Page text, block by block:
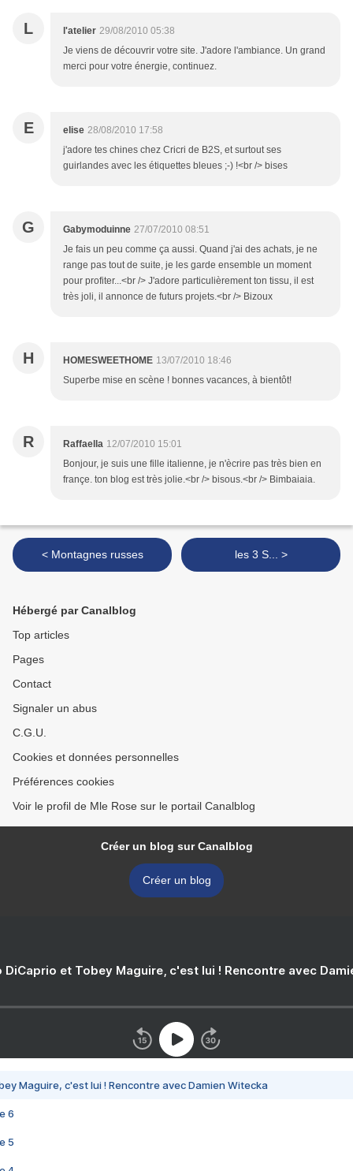
L l'atelier 29/08/2010 05:38
Je viens de découvrir votre site. J'adore l'ambiance. Un grand
merci pour votre énergie, continuez.
E elise 28/08/2010 17:58
j'adore tes chines chez Cricri de B2S, et surtout ses
guirlandes avec les étiquettes bleues ;-) !<br /> bises
G Gabymoduinne 27/07/2010 08:51
Je fais un peu comme ça aussi. Quand j'ai des achats, je ne
range pas tout de suite, je les garde ensemble un moment
pour profiter...<br /> J'adore particulièrement ton tissu, il est
très joli, il annonce de futurs projets.<br /> Bizoux
H HOMESWEETHOME 13/07/2010 18:46
Superbe mise en scène ! bonnes vacances, à bientôt!
R Raffaella 12/07/2010 15:01
Bonjour, je suis une fille italienne, je n'ècrire pas très bien en
françe. ton blog est très jolie.<br /> bisous.<br /> Bimbaiaia.
< Montagnes russes les 3 S... >
Hébergé par Canalblog
Top articles
Pages
Contact
Signaler un abus
C.G.U.
Cookies et données personnelles
Préférences cookies
Voir le profil de Mle Rose sur le portail Canalblog
Créer un blog sur Canalblog
Créer un blog
DiCaprio et Tobey Maguire, c'est lui ! Rencontre avec
Maguire, c'est lui ! Rencontre avec Damien Witecka
6
5